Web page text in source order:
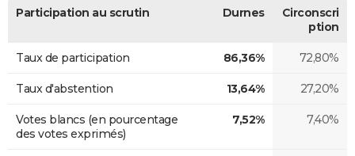
Participation au scrutin Durnes
Circonscri
ption
Taux de participation 86,36% 72,80%
Taux d'abstention 13,64% 27,20%
Votes blancs (en pourcentage
des votes exprimés)
7,52% 7,40%